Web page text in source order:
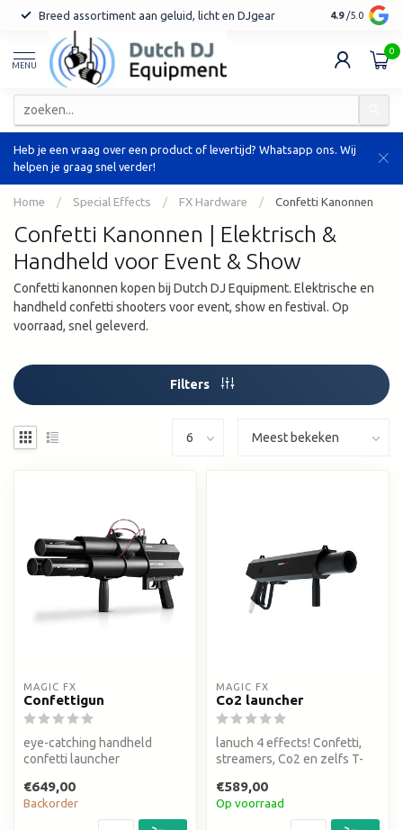
Breed assortiment aan geluid, licht en DJgear Tot 7 jaar
4.9 /5.0
MENU
0
Heb je een vraag over een product of levertijd? Whatsapp ons. Wij
helpen je graag snel verder!
Home / Special Effects / FX Hardware / Confetti Kanonnen
Confetti Kanonnen | Elektrisch &
Handheld voor Event & Show
Confetti kanonnen kopen bij Dutch DJ Equipment. Elektrische en
handheld confetti shooters voor event, show en festival. Op
voorraad, snel geleverd.
Filters
MAGIC FX
Confettigun
eye-catching handheld
confetti launcher
€649,00
Backorder
MAGIC FX
Co2 launcher
lanuch 4 effects! Confetti,
streamers, Co2 en zelfs T-
€589,00
Op voorraad